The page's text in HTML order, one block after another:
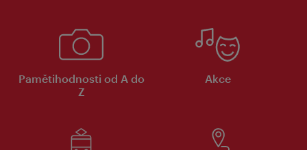
Pamětihodnosti od A do
Z
Akce